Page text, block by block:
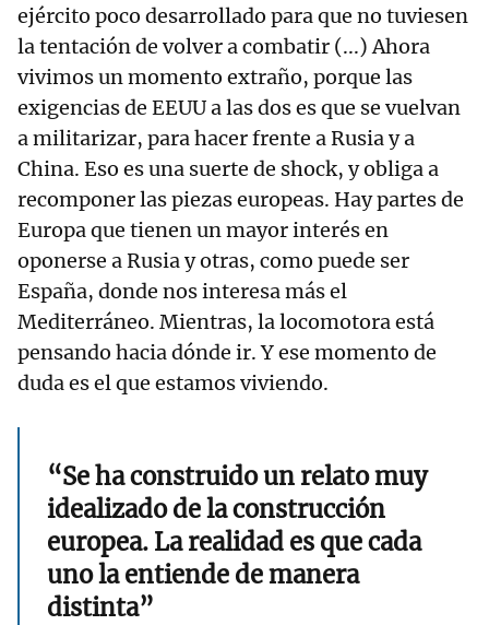
ejército poco desarrollado para que no tuviesen
la tentación de volver a combatir (...) Ahora
vivimos un momento extraño, porque las
exigencias de EEUU a las dos es que se vuelvan
a militarizar, para hacer frente a Rusia y a
China. Eso es una suerte de shock, y obliga a
recomponer las piezas europeas. Hay partes de
Europa que tienen un mayor interés en
oponerse a Rusia y otras, como puede ser
España, donde nos interesa más el
Mediterráneo. Mientras, la locomotora está
pensando hacia dónde ir. Y ese momento de
duda es el que estamos viviendo.
“Se ha construido un relato muy
idealizado de la construcción
europea. La realidad es que cada
uno la entiende de manera
distinta”